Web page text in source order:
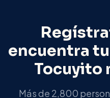
encuentra
Tocuyito
Más de 2,800